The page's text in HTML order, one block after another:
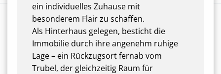
ein individuelles Zuhause mit
besonderem Flair zu schaffen.
Als Hinterhaus gelegen, besticht die
Immobilie durch ihre angenehm ruhige
Lage – ein Rückzugsort fernab vom
Trubel, der gleichzeitig Raum für